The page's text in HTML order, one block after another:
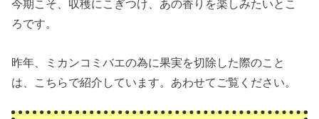
今期こそ、収穫にこぎつけ、あの香りを楽しみたいとこ
ろです。
昨年、ミカンコミバエの為に果実を切除した際のこと
は、こちらで紹介しています。あわせてご覧ください。